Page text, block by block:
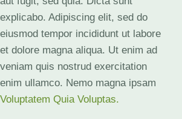
explicabo. Adipiscing elit, sed do
eiusmod tempor incididunt ut labore
et dolore magna aliqua. Ut enim ad
veniam quis nostrud exercitation
enim ullamco. Nemo magna ipsam
Voluptatem Quia Voluptas.